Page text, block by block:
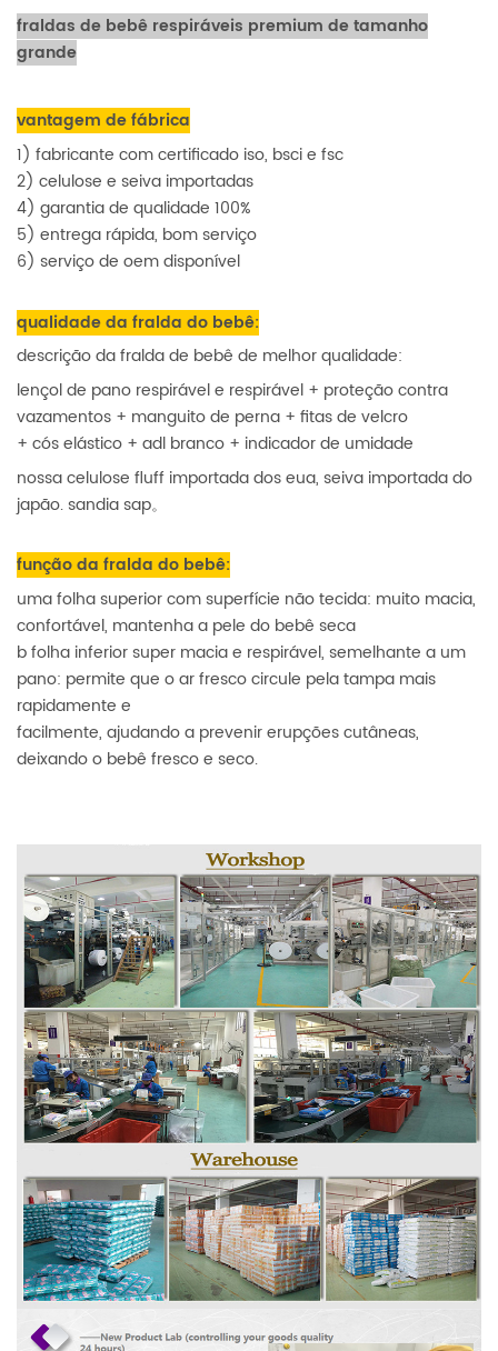
fraldas de bebê respiráveis ​​premium de tamanho
grande
vantagem de fábrica
1) fabricante com certificado iso, bsci e fsc
2) celulose e seiva importadas
4) garantia de qualidade 100%
5) entrega rápida, bom serviço
6) serviço de oem disponível
qualidade da fralda do bebê:
descrição da fralda de bebê de melhor qualidade:
lençol de pano respirável e respirável + proteção contra
vazamentos + manguito de perna + fitas de velcro
+ cós elástico + adl branco + indicador de umidade
nossa celulose fluff importada dos eua, seiva importada do
japão. sandia sap。
função da fralda do bebê:
uma folha superior com superfície não tecida: muito macia,
confortável, mantenha a pele do bebê seca
b folha inferior super macia e respirável, semelhante a um
pano: permite que o ar fresco circule pela tampa mais
rapidamente e
facilmente, ajudando a prevenir erupções cutâneas,
deixando o bebê fresco e seco.